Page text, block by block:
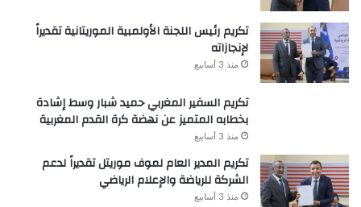
تكريم رئيس اللجنة الأولمبية الموريتانية تقديراً
لإنجازاته
منذ 3 أسابيع
تكريم السفير المغربي حميد شبار وسط إشادة
بخطابه المتميز عن نهضة كرة القدم المغربية
منذ 3 أسابيع
تكريم المدير العام لموف موريتل تقديراً لدعم
الشركة للرياضة والإعلام الرياضي
منذ 3 أسابيع